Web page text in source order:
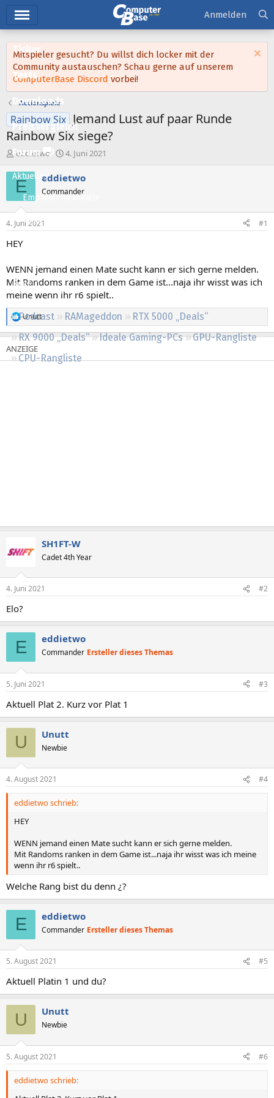
Ticker
Tests
Downloads
Preisvergleich
Forum
Aktuelles
Empfohlene Inhalte
Neue Beiträge
Neueste Aktivitäten
Regeln
Podcast RAMageddon
RTX 5000 „Deals“
RX 9000 „Deals“
Ideale Gaming-PCs
GPU-Rangliste
CPU-Rangliste
Anmelden
Mitspieler gesucht? Du willst dich locker mit der
Community austauschen? Schau gerne auf unserem
ComputerBase Discord vorbei!
Actionspiele
Rainbow Six Jemand Lust auf paar Runde
Rainbow Six siege?
E
s
e
r
eddietwo
E
s
e
t
4. Juni 2021
E eddietwo
Commander
4. Juni 2021 #1
HEY
WENN jemand einen Mate sucht kann er sich gerne melden.
Mit Randoms ranken in dem Game ist...naja ihr wisst was ich
meine wenn ihr r6 spielt..
R
e
a
k
t
Unutt
SH1FT-W
Cadet 4th Year
4. Juni 2021 #2
Elo?
E eddietwo
Commander Ersteller dieses Themas
5. Juni 2021 #3
Aktuell Plat 2. Kurz vor Plat 1
U Unutt
Newbie
4. August 2021 #4
eddietwo schrieb:
HEY
WENN jemand einen Mate sucht kann er sich gerne melden.
Mit Randoms ranken in dem Game ist...naja ihr wisst was ich meine
wenn ihr r6 spielt..
Welche Rang bist du denn ¿?
E eddietwo
Commander Ersteller dieses Themas
5. August 2021 #5
Aktuell Platin 1 und du?
U Unutt
Newbie
5. August 2021 #6
eddietwo schrieb: